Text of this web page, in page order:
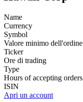
Name
Currency
Symbol
Valore minimo dell'ordine
Ticker
Ore di trading
Type
Hours of accepting orders
ISIN
Apri un account